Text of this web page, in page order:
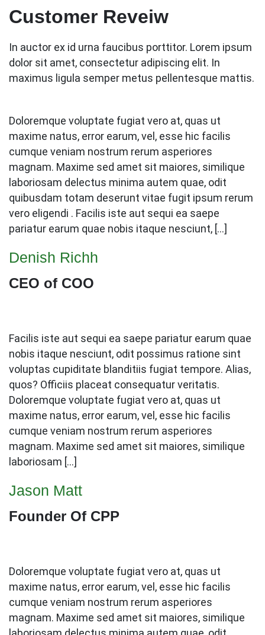
Customer Reveiw
In auctor ex id urna faucibus porttitor. Lorem ipsum
dolor sit amet, consectetur adipiscing elit. In
maximus ligula semper metus pellentesque mattis.
Doloremque voluptate fugiat vero at, quas ut
maxime natus, error earum, vel, esse hic facilis
cumque veniam nostrum rerum asperiores
magnam. Maxime sed amet sit maiores, similique
laboriosam delectus minima autem quae, odit
quibusdam totam deserunt vitae fugit ipsum rerum
vero eligendi . Facilis iste aut sequi ea saepe
pariatur earum quae nobis itaque nesciunt, […]
Denish Richh
CEO of COO
Facilis iste aut sequi ea saepe pariatur earum quae
nobis itaque nesciunt, odit possimus ratione sint
voluptas cupiditate blanditiis fugiat tempore. Alias,
quos? Officiis placeat consequatur veritatis.
Doloremque voluptate fugiat vero at, quas ut
maxime natus, error earum, vel, esse hic facilis
cumque veniam nostrum rerum asperiores
magnam. Maxime sed amet sit maiores, similique
laboriosam […]
Jason Matt
Founder Of CPP
Doloremque voluptate fugiat vero at, quas ut
maxime natus, error earum, vel, esse hic facilis
cumque veniam nostrum rerum asperiores
magnam. Maxime sed amet sit maiores, similique